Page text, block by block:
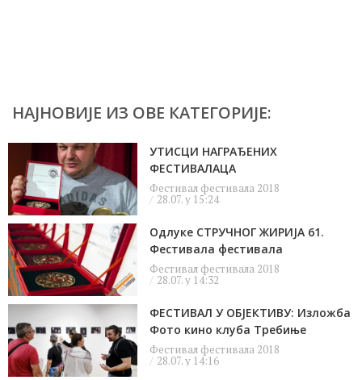
НАЈНОВИЈЕ ИЗ ОВЕ КАТЕГОРИЈЕ:
УТИСЦИ НАГРАЂЕНИХ
ФЕСТИВАЛАЦА
Фестивал фестивала 2018
28.07. у 15:24
Одлуке СТРУЧНОГ ЖИРИЈА 61.
Фестивала фестивала
Фестивал фестивала 2018
28.07. у 14:32
ФЕСТИВАЛ У ОБЈЕКТИВУ: Изложба
Фото кино клуба Требиње
Фестивал фестивала 2018
28.07. у 14:16